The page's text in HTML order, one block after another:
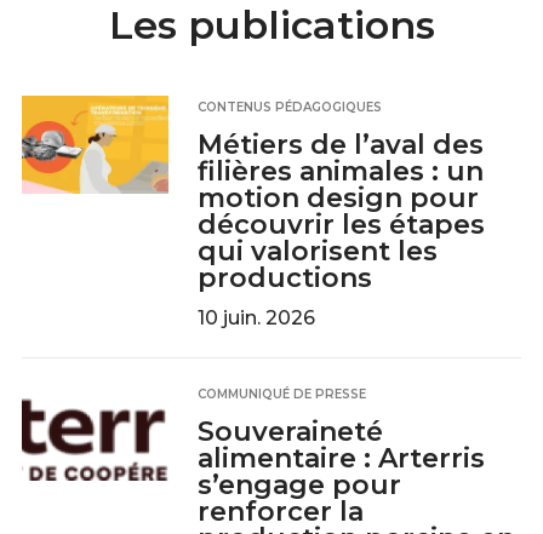
Les publications
CONTENUS PÉDAGOGIQUES
Métiers de l’aval des
filières animales : un
motion design pour
découvrir les étapes
qui valorisent les
productions
10 juin. 2026
COMMUNIQUÉ DE PRESSE
Souveraineté
alimentaire : Arterris
s’engage pour
renforcer la